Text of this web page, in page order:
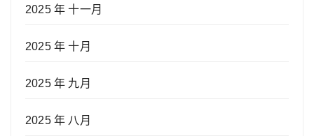
2025 年 十一月
2025 年 十月
2025 年 九月
2025 年 八月